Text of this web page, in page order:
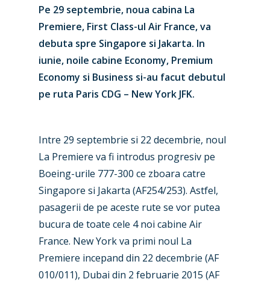
Pe 29 septembrie, noua cabina La
Premiere, First Class-ul Air France, va
debuta spre Singapore si Jakarta. In
iunie, noile cabine Economy, Premium
Economy si Business si-au facut debutul
pe ruta Paris CDG – New York JFK.
Intre 29 septembrie si 22 decembrie, noul
La Premiere va fi introdus progresiv pe
Boeing-urile 777-300 ce zboara catre
Singapore si Jakarta (AF254/253). Astfel,
pasagerii de pe aceste rute se vor putea
bucura de toate cele 4 noi cabine Air
France. New York va primi noul La
Premiere incepand din 22 decembrie (AF
010/011), Dubai din 2 februarie 2015 (AF